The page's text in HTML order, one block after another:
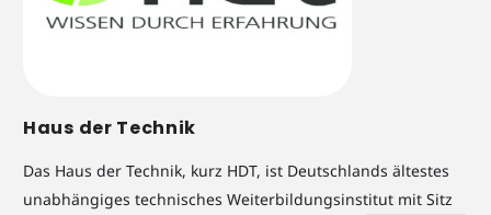
Haus der Technik
Das Haus der Technik, kurz HDT, ist Deutschlands ältestes
unabhängiges technisches Weiterbildungsinstitut mit Sitz